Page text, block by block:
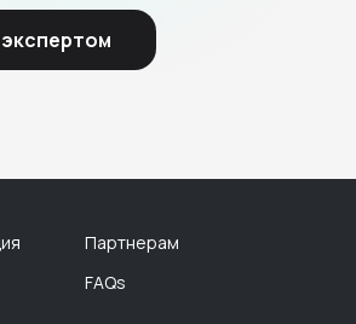
Партнерам
FAQs